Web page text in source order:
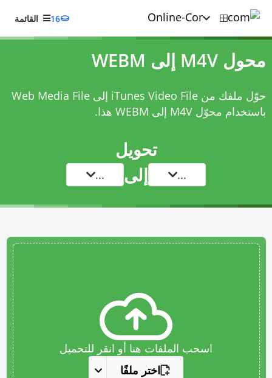
16 القائمة
محول M4V إلى WEBM
حوّل ملفك من iTunes Video File إلى Web Media File
باستخدام محوّل M4V إلى WEBM هذا.
تحويل
... إلى ...
اسحب الملفات هنا أو انقر للتحميل
اختر ملفًا